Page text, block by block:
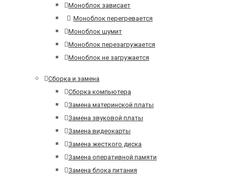
Моноблок зависает
Моноблок перегревается
Моноблок шумит
Моноблок перезагружается
Моноблок не загружается
Сборка и замена
Сборка компьютера
Замена материнской платы
Замена звуковой платы
Замена видеокарты
Замена жесткого диска
Замена оперативной памяти
Замена блока питания